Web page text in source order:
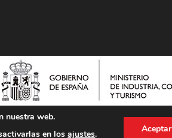
nuestra web.
en losajustes. Aceptar